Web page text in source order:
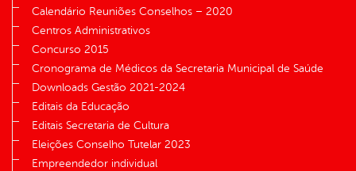
Calendário Reuniões Conselhos – 2020
Centros Administrativos
Concurso 2015
Cronograma de Médicos da Secretaria Municipal de Saúde
Downloads Gestão 2021-2024
Editais da Educação
Editais Secretaria de Cultura
Eleições Conselho Tutelar 2023
Empreendedor individual